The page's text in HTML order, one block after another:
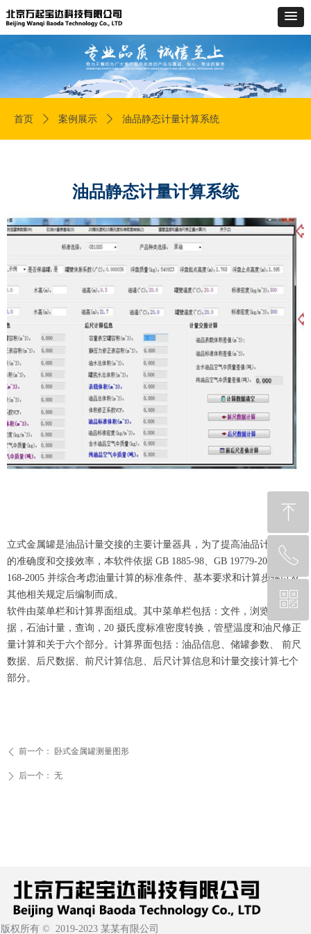
首页 ꄲ 案例展示 ꄲ 油品静态计量计算系统
油品静态计量计算系统
ꄴ 前一个： 卧式金属罐测量图形
ꄲ 后一个： 无
立式金属罐是油品计量交接的主要计量器具，为了提高油品计量交接
的准确度和交接效率，本软件依据 GB 1885-98、GB 19779-2005，JJG
168-2005 并综合考虑油量计算的标准条件、基本要求和计算步骤以及
其他相关规定后编制而成。
软件由菜单栏和计算界面组成。其中菜单栏包括：文件，浏览表 数
据，石油计量，查询，20 摄氏度标准密度转换，管壁温度和油尺修正
量计算和关于六个部分。计算界面包括：油品信息、储罐参数、 前尺
数据、后尺数据、前尺计算信息、后尺计算信息和计量交接计算七个
部分。
版权所有 ©  2019-2023 某某有限公司
ꁸ
回到顶部
ꂅ
13717951296
ꀥ
微信二维码